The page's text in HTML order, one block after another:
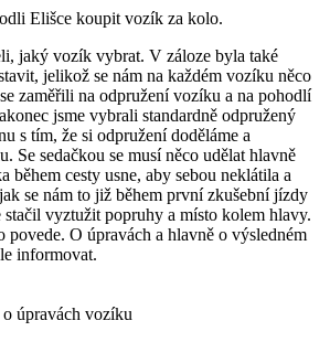
Elišce koupit vozík za kolo.
jaký vozík vybrat. V záloze byla také
jelikož se nám na každém vozíku něco
zaměřili na odpružení vozíku a na pohodlí
jsme vybrali standardně odpružený
s tím, že si odpružení doděláme a
Se sedačkou se musí něco udělat hlavně
cesty usne, aby sebou neklátila a
se nám to již během první zkušební jízdy
vyztužit popruhy a místo kolem hlavy.
povede. O úpravách a hlavně o výsledném
informovat.
úpravách vozíku